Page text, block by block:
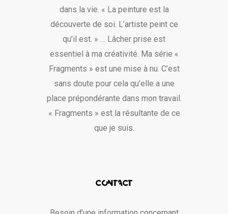
dans la vie. « La peinture est la
découverte de soi. L’artiste peint ce
qu’il est. » … Lâcher prise est
essentiel à ma créativité. Ma série «
Fragments » est une mise à nu. C’est
sans doute pour cela qu’elle a une
place prépondérante dans mon travail.
« Fragments » est la résultante de ce
que je suis.
CONTACT